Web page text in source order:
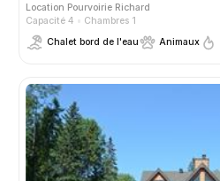
Location Pourvoirie Richard
Capacité 4
Chambres 1
Chalet bord de l'eau
Animaux